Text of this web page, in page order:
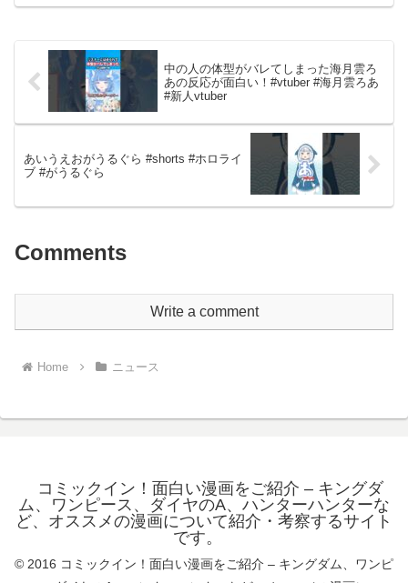
中の人の体型がバレてしまった海月雲ろ
あの反応が面白い！#vtuber #海月雲ろあ
#新人vtuber
あいうえおがうるぐら #shorts #ホロライ
ブ #がうるぐら
Comments
Write a comment
Home ニュース
コミックイン！面白い漫画をご紹介 – キングダ
ム、ワンピース、ダイヤのA、ハンターハンターな
ど、オススメの漫画について紹介・考察するサイト
です。
© 2016 コミックイン！面白い漫画をご紹介 – キングダム、ワンピ